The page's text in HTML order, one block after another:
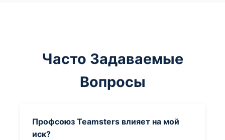
Часто Задаваемые
Вопросы
Профсоюз Teamsters влияет на мой
иск?